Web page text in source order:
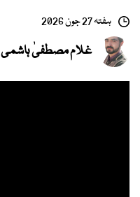
ہفتہ 27 جون 2026
غلام مصطفیٰ ہاشمی